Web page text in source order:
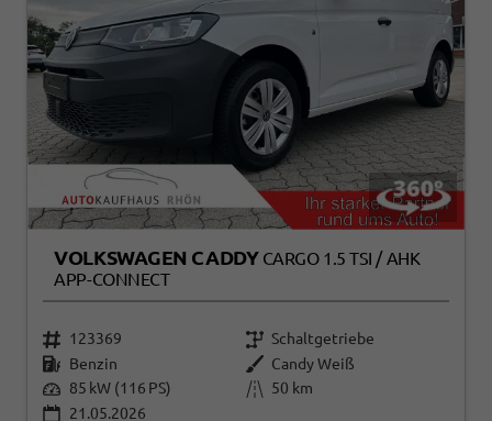
VOLKSWAGEN CADDY CARGO 1.5 TSI / AHK
APP-CONNECT
123369
Schaltgetriebe
Benzin
Candy Weiß
85 kW (116 PS)
50 km
21.05.2026